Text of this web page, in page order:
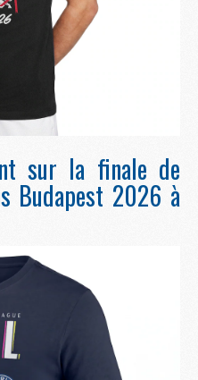
sur la finale de
Budapest 2026 à